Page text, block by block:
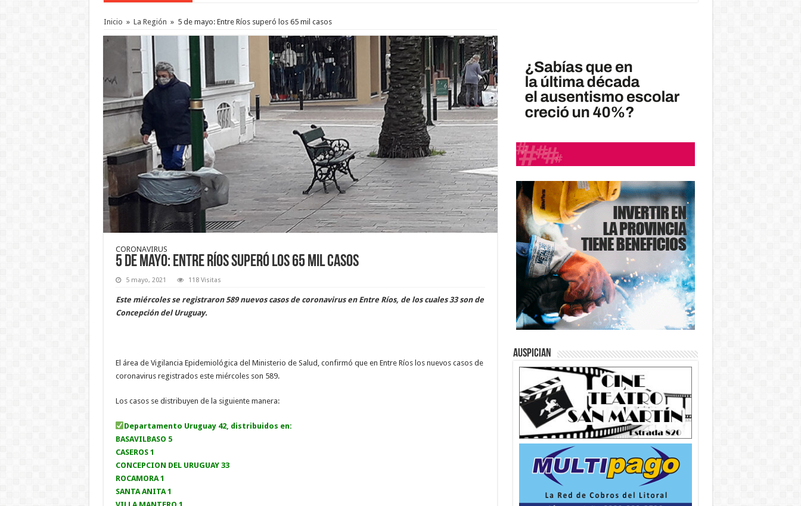
Inicio » La Región » 5 de mayo: Entre Ríos superó los 65 mil casos
CORONAVIRUS
5 de mayo: Entre Ríos superó los 65 mil casos
5 mayo, 2021 118 Visitas
Este miércoles se registraron 589 nuevos casos de coronavirus en Entre Ríos, de los cuales 33 son de
Concepción del Uruguay.
El área de Vigilancia Epidemiológica del Ministerio de Salud, confirmó que en Entre Ríos los nuevos casos de
coronavirus registrados este miércoles son 589.
Los casos se distribuyen de la siguiente manera:
Departamento Uruguay 42, distribuidos en:
BASAVILBASO 5
CASEROS 1
CONCEPCION DEL URUGUAY 33
ROCAMORA 1
SANTA ANITA 1
Auspician